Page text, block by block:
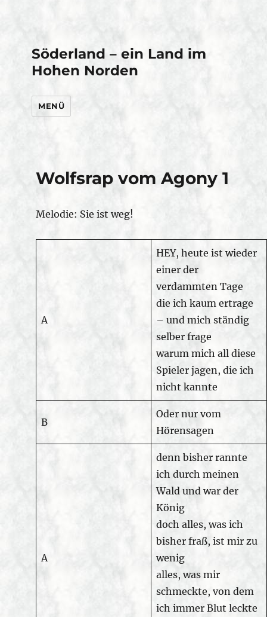
Söderland – ein Land im
Hohen Norden
MENÜ
Wolfsrap vom Agony 1
Melodie: Sie ist weg!
A
HEY, heute ist wieder
einer der
verdammten Tage
die ich kaum ertrage
– und mich ständig
selber frage
warum mich all diese
Spieler jagen, die ich
nicht kannte
B
Oder nur vom
Hörensagen
A
denn bisher rannte
ich durch meinen
Wald und war der
König
doch alles, was ich
bisher fraß, ist mir zu
wenig
alles, was mir
schmeckte, von dem
ich immer Blut leckte